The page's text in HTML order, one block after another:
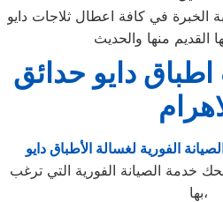
الخبرة في كافة اعطال ثلاجات دايو
دايو حدائق
الفورية لغسالة الأطباق دايو
خدمة الصيانة الفورية التي ترغب
بها،